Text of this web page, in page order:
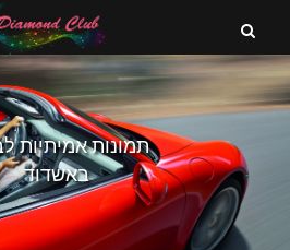
תמונות אמיתיות
באשדוד